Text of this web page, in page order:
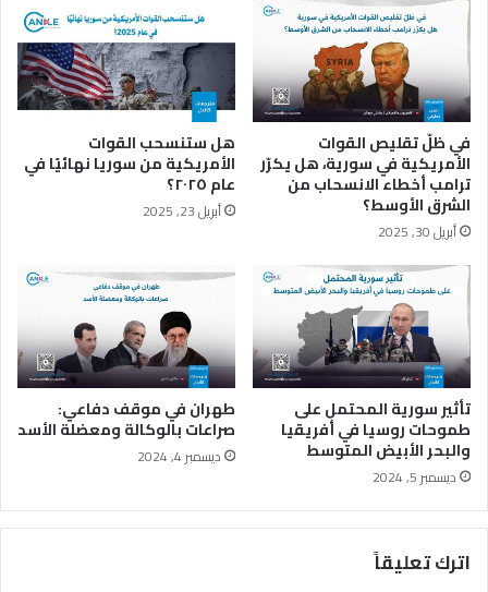
ل
إ
ي
ر
ا
ن
ي
م
ن
ح
ر
ب
7
ك
ت
و
ب
ر
ف
ي
ل
ق
في ظلّ تقليص القوات
الأمريكية في سورية، هل يكرّر
ترامب أخطاء الانسحاب من
الشرق الأوسط؟
أبريل 30, 2025
هل ستنسحب القوات
الأمريكية من سوريا نهائيًا في
عام ٢٠٢٥؟
أبريل 23, 2025
تأثير سورية المحتمل على
طموحات روسيا في أفريقيا
والبحر الأبيض المتوسط
ديسمبر 5, 2024
طهران في موقف دفاعي:
صراعات بالوكالة ومعضلة الأسد
ديسمبر 4, 2024
اترك تعليقاً